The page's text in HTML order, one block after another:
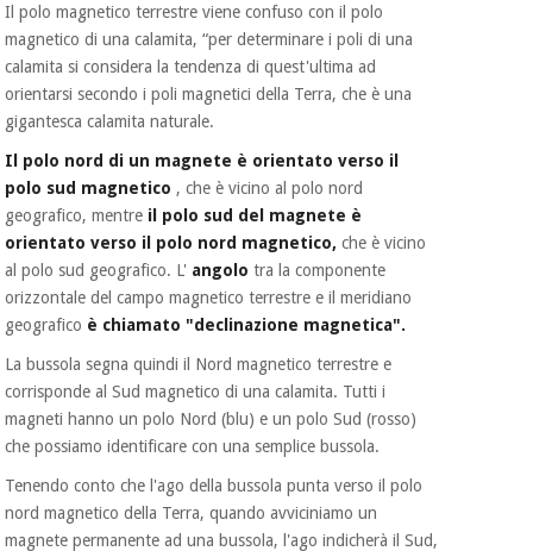
Ortopedia
Strumenti
chirurgici
(liquidazione)
Sport
e
giochi
Armadi
sanitari
Veterinario
Ortopedia
Strumenti
chirurgici
(liquidazione)
Il polo magnetico terrestre viene confuso con il polo
magnetico di una calamita, “per determinare i poli di una
calamita si considera la tendenza di quest'ultima ad
orientarsi secondo i poli magnetici della Terra, che è una
gigantesca calamita naturale.
Il polo nord di un magnete è orientato verso il
polo sud magnetico , che è vicino al polo nord
geografico, mentre il polo sud del magnete è
orientato verso il polo nord magnetico, che è vicino
al polo sud geografico. L' angolo tra la componente
orizzontale del campo magnetico terrestre e il meridiano
geografico è chiamato "declinazione magnetica".
La bussola segna quindi il Nord magnetico terrestre e
corrisponde al Sud magnetico di una calamita. Tutti i
magneti hanno un polo Nord (blu) e un polo Sud (rosso)
che possiamo identificare con una semplice bussola.
Tenendo conto che l'ago della bussola punta verso il polo
nord magnetico della Terra, quando avviciniamo un
magnete permanente ad una bussola, l'ago indicherà il Sud,